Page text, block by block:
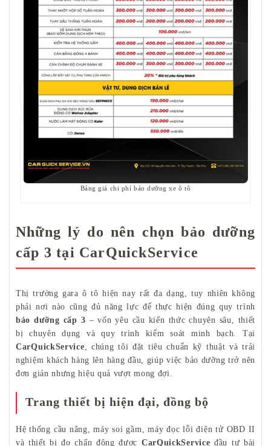
Bảng giá chi phí bảo dưỡng xe ô tô
Những lý do nên chọn bảo dưỡng
cấp 3 tại CarQuickService
Thị trường gara ô tô hiện nay rất đa dạng, tuy nhiên không
phải nơi nào cũng đủ năng lực để thực hiện đúng quy trình
bảo dưỡng cấp 3 – vốn yêu cầu kiến thức chuyên sâu, thiết
bị chuyên dụng và quy trình kiểm soát minh bạch. Tại
CarQuickService, chúng tôi đặt tiêu chuẩn kỹ thuật và trải
nghiệm khách hàng lên hàng đầu, giúp việc bảo dưỡng trở nên
đơn giản nhưng hiệu quả vượt mong đợi.
Trang thiết bị hiện đại, đồng bộ
Hệ thống cầu nâng, máy soi gầm, máy đọc lỗi điện tử OBD II
và thiết bị đo chấn động được CarQuickService đầu tư bài